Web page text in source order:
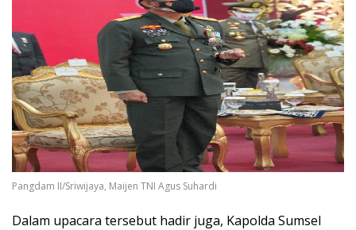
Pangdam II/Sriwijaya, Maijen TNI Agus Suhardi
Dalam upacara tersebut hadir juga, Kapolda Sumsel